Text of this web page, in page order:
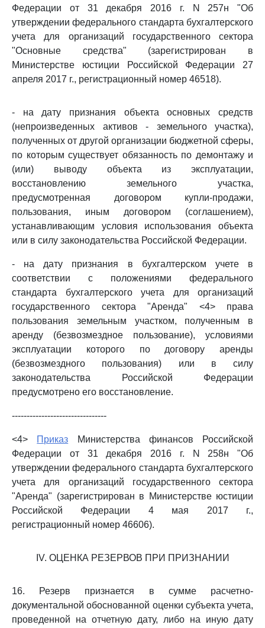
Федерации от 31 декабря 2016 г. N 257н "Об
утверждении федерального стандарта бухгалтерского
учета для организаций государственного сектора
"Основные средства" (зарегистрирован в
Министерстве юстиции Российской Федерации 27
апреля 2017 г., регистрационный номер 46518).
- на дату признания объекта основных средств
(непроизведенных активов - земельного участка),
полученных от другой организации бюджетной сферы,
по которым существует обязанность по демонтажу и
(или) выводу объекта из эксплуатации,
восстановлению земельного участка,
предусмотренная договором купли-продажи,
пользования, иным договором (соглашением),
устанавливающим условия использования объекта
или в силу законодательства Российской Федерации.
- на дату признания в бухгалтерском учете в
соответствии с положениями федерального
стандарта бухгалтерского учета для организаций
государственного сектора "Аренда" <4> права
пользования земельным участком, полученным в
аренду (безвозмездное пользование), условиями
эксплуатации которого по договору аренды
(безвозмездного пользования) или в силу
законодательства Российской Федерации
предусмотрено его восстановление.
--------------------------------
<4> Приказ Министерства финансов Российской
Федерации от 31 декабря 2016 г. N 258н "Об
утверждении федерального стандарта бухгалтерского
учета для организаций государственного сектора
"Аренда" (зарегистрирован в Министерстве юстиции
Российской Федерации 4 мая 2017 г.,
регистрационный номер 46606).
IV. ОЦЕНКА РЕЗЕРВОВ ПРИ ПРИЗНАНИИ
16. Резерв признается в сумме расчетно-
документальной обоснованной оценки субъекта учета,
проведенной на отчетную дату, либо на иную дату